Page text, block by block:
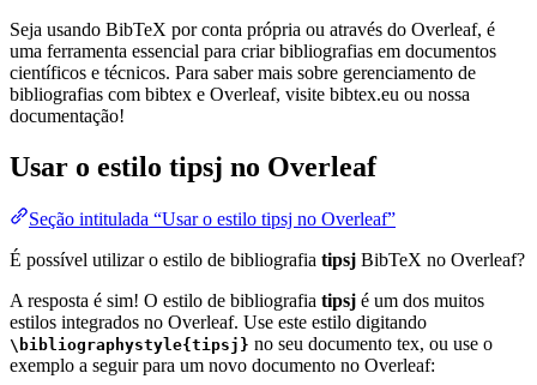
Seja usando BibTeX por conta própria ou através do Overleaf, é
uma ferramenta essencial para criar bibliografias em documentos
científicos e técnicos. Para saber mais sobre gerenciamento de
bibliografias com bibtex e Overleaf, visite bibtex.eu ou nossa
documentação!
Usar o estilo tipsj no Overleaf
Seção intitulada “Usar o estilo tipsj no Overleaf”
É possível utilizar o estilo de bibliografia tipsj BibTeX no Overleaf?
A resposta é sim! O estilo de bibliografia tipsj é um dos muitos
estilos integrados no Overleaf. Use este estilo digitando
\bibliographystyle{tipsj} no seu documento tex, ou use o
exemplo a seguir para um novo documento no Overleaf: